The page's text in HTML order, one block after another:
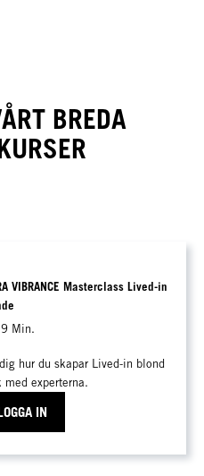
BREDA
VIBRANCE Masterclass Lived-in
9 Min.
hur du skapar Lived-in blond
med experterna.
IN